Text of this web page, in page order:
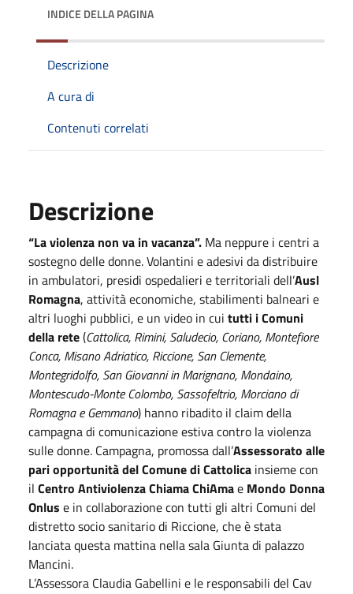
INDICE DELLA PAGINA
Descrizione
A cura di
Contenuti correlati
Descrizione
“La violenza non va in vacanza”. Ma neppure i centri a
sostegno delle donne. Volantini e adesivi da distribuire
in ambulatori, presidi ospedalieri e territoriali dell’Ausl
Romagna, attività economiche, stabilimenti balneari e
altri luoghi pubblici, e un video in cui tutti i Comuni
della rete(Cattolica, Rimini, Saludecio, Coriano, Montefiore
Conca, Misano Adriatico, Riccione, San Clemente,
Montegridolfo, San Giovanni in Marignano, Mondaino,
Montescudo-Monte Colombo, Sassofeltrio, Morciano di
Romagna e Gemmano) hanno ribadito il claim della
campagna di comunicazione estiva contro la violenza
sulle donne. Campagna, promossa dall’Assessorato alle
pari opportunità del Comune di Cattolica insieme con
il Centro Antiviolenza Chiama ChiAmae Mondo Donna
Onlus e in collaborazione con tutti gli altri Comuni del
distretto socio sanitario di Riccione, che è stata
lanciata questa mattina nella sala Giunta di palazzo
Mancini.
L’Assessora Claudia Gabellini e le responsabili del Cav